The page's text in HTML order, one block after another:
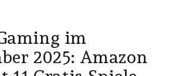
im
2025: Amazon